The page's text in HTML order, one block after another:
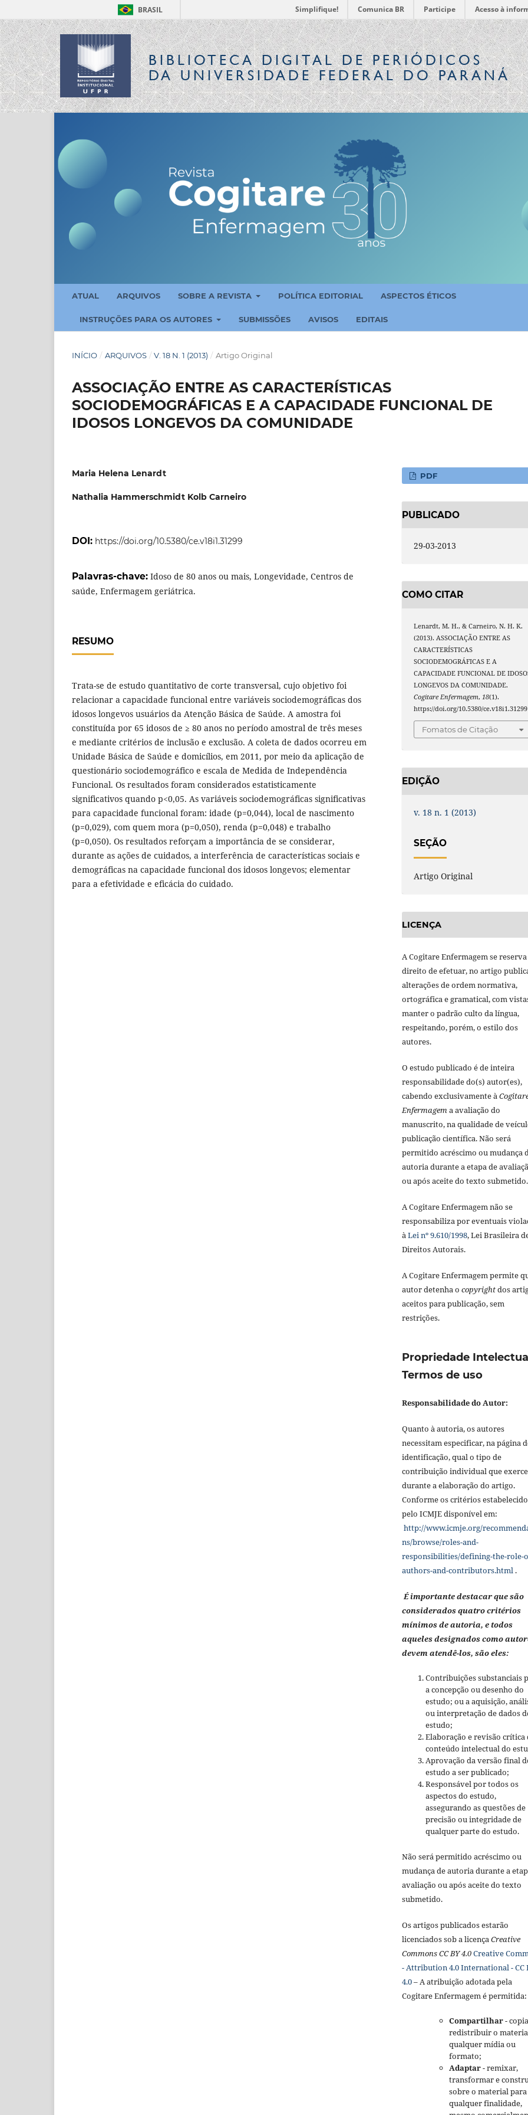
BRASIL Simplifique! Comunica BR Participe Acesso à
BIBLIOTECA DIGITALDE PERIÓDICOS
DA UNIVERSIDADE FEDERAL DO PARANÁ
ATUAL ARQUIVOS SOBRE A REVISTA POLÍTICA EDITORIAL ASPECTOS ÉTICOS
INSTRUÇÕES PARA OS AUTORES SUBMISSÕES AVISOS EDITAIS
INÍCIO / ARQUIVOS / V. 18 N. 1 (2013) / Artigo Original
ASSOCIAÇÃO ENTRE AS CARACTERÍSTICAS
SOCIODEMOGRÁFICAS E A CAPACIDADE FUNCIONAL DE
IDOSOS LONGEVOS DA COMUNIDADE
Maria Helena Lenardt
Nathalia Hammerschmidt Kolb Carneiro
DOI: https://doi.org/10.5380/ce.v18i1.31299
Palavras-chave: Idoso de 80 anos ou mais, Longevidade, Centros de
saúde, Enfermagem geriátrica.
RESUMO
Trata-se de estudo quantitativo de corte transversal, cujo objetivo foi
relacionar a capacidade funcional entre variáveis sociodemográficas dos
idosos longevos usuários da Atenção Básica de Saúde. A amostra foi
constituída por 65 idosos de ≥ 80 anos no período amostral de três meses
e mediante critérios de inclusão e exclusão. A coleta de dados ocorreu em
Unidade Básica de Saúde e domicílios, em 2011, por meio da aplicação de
questionário sociodemográfico e escala de Medida de Independência
Funcional. Os resultados foram considerados estatisticamente
significativos quando p<0,05. As variáveis sociodemográficas significativas
para capacidade funcional foram: idade (p=0,044), local de nascimento
(p=0,029), com quem mora (p=0,050), renda (p=0,048) e trabalho
(p=0,050). Os resultados reforçam a importância de se considerar,
durante as ações de cuidados, a interferência de características sociais e
demográficas na capacidade funcional dos idosos longevos; elementar
para a efetividade e eficácia do cuidado.
PDF
PUBLICADO
29-03-2013
COMO CITAR
Lenardt, M. H., & Carneiro, N. H. K.
(2013). ASSOCIAÇÃO ENTRE AS
CARACTERÍSTICAS
SOCIODEMOGRÁFICAS E A
CAPACIDADE FUNCIONAL DE
LONGEVOS DA COMUNIDADE.
Cogitare Enfermagem, 18(1).
https://doi.org/10.5380/ce.v18i1.31299
Fomatos de Citação
EDIÇÃO
v. 18 n. 1 (2013)
SEÇÃO
Artigo Original
LICENÇA
A Cogitare Enfermagem se
direito de efetuar, no artigo
alterações de ordem normativa,
ortográfica e gramatical, com
manter o padrão culto da língua,
respeitando, porém, o estilo dos
autores.
O estudo publicado é de inteira
responsabilidade do(s) autor(es),
cabendo exclusivamente à
Enfermagema avaliação do
manuscrito, na qualidade de
publicação científica. Não será
permitido acréscimo ou mudança
autoria durante a etapa de
ou após aceite do texto submetido.
A Cogitare Enfermagem não se
responsabiliza por eventuais
àLei nº 9.610/1998, Lei Brasileira
Direitos Autorais.
A Cogitare Enfermagem permite
autor detenha o copyrightdos
aceitos para publicação, sem
restrições.
Propriedade
Termos de uso
Responsabilidade do Autor:
Quanto à autoria, os autores
necessitam especificar, na página
identificação, qual o tipo de
contribuição individual que
durante a elaboração do artigo.
Conforme os critérios
pelo ICMJE disponível em:
http://www.icmje.org/
ns/browse/roles-and-
responsibilities/defining-the-role-
authors-and-contributors.html .
É importante destacar que são
considerados quatro critérios
mínimos de autoria, e todos
aqueles designados como
devem atendê-los, são eles:
Contribuições substanciais
a concepção ou desenho do
estudo; ou a aquisição,
ou interpretação de dados
estudo;
Elaboração e revisão crítica
conteúdo intelectual do
Aprovação da versão final
estudo a ser publicado;
Responsável por todos os
aspectos do estudo,
assegurando as questões de
precisão ou integridade de
qualquer parte do estudo.
Não será permitido acréscimo ou
mudança de autoria durante a
avaliação ou após aceite do texto
submetido.
Os artigos publicados estarão
licenciados sob a licença Creative
Commons CC BY 4.0Creative
- Attribution 4.0 International - CC
4.0– A atribuição adotada pela
Cogitare Enfermagem é permitida:
Compartilhar-
redistribuir o
qualquer mídia ou
formato;
Adaptar- remixar,
transformar e
sobre o material para
qualquer finalidade,